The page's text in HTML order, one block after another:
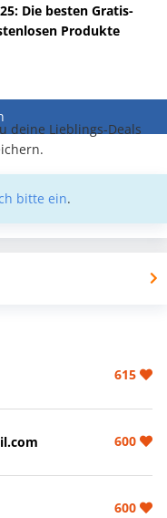
Die besten Gratis-
Produkte
deine Lieblings-Deals
bitte ein.
615
600
600